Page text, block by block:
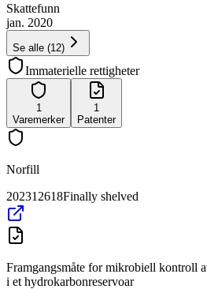
Skattefunn
jan. 2020
Se alle (12)
Immaterielle rettigheter
1
Varemerker
1
Patenter
Norfill
202312618Finally shelved
Framgangsmåte for mikrobiell kontroll
i et hydrokarbonreservoar